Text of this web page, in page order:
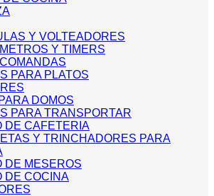
Y VOLTEADORES
Y TIMERS
PARA PLATOS
DOMOS
PARA TRANSPORTAR
DE CAFETERIA
Y TRINCHADORES PARA
DE MESEROS
DE COCINA